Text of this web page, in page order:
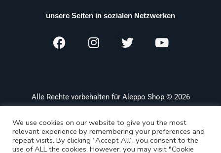
unsere Seiten in sozialen Netzwerken
Alle Rechte vorbehalten für Aleppo Shop © 2026
We use cookies on our website to give you the most
relevant experience by remembering your preferences and
repeat visits. By clicking “Accept All”, you consent to the
use of ALL the cookies. However, you may visit "Cookie